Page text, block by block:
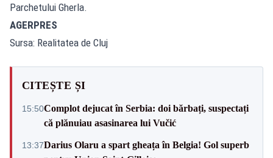
Parchetului Gherla.
AGERPRES
Sursa: Realitatea de Cluj
CITEȘTE ȘI
15:50Complot dejucat în Serbia: doi bărbați, suspectați
că plănuiau asasinarea lui Vučić
13:37Darius Olaru a spart gheața în Belgia! Gol superb